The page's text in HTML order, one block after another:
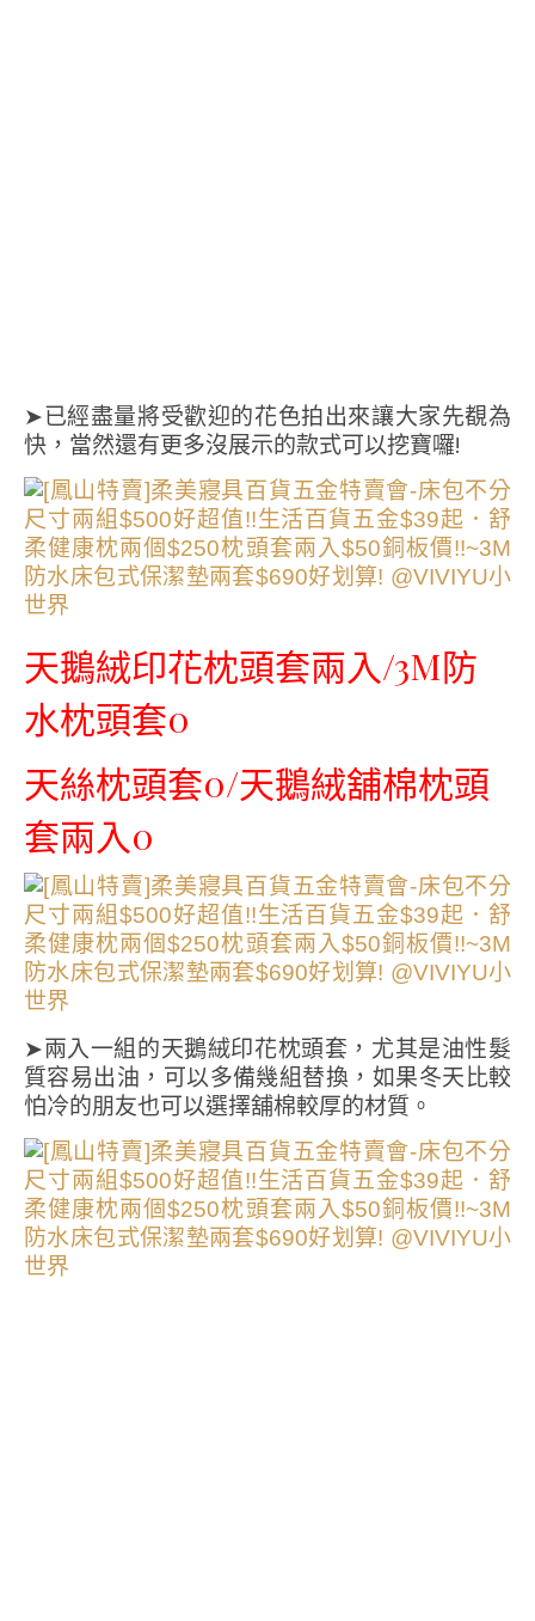
➤已經盡量將受歡迎的花色拍出來讓大家先覩為
快，當然還有更多沒展示的款式可以挖寶囉!
天鵝絨印花枕頭套兩入/3M防
水枕頭套0
天絲枕頭套0/天鵝絨舖棉枕頭
套兩入0
➤兩入一組的天鵝絨印花枕頭套，尤其是油性髮
質容易出油，可以多備幾組替換，如果冬天比較
怕冷的朋友也可以選擇舖棉較厚的材質。